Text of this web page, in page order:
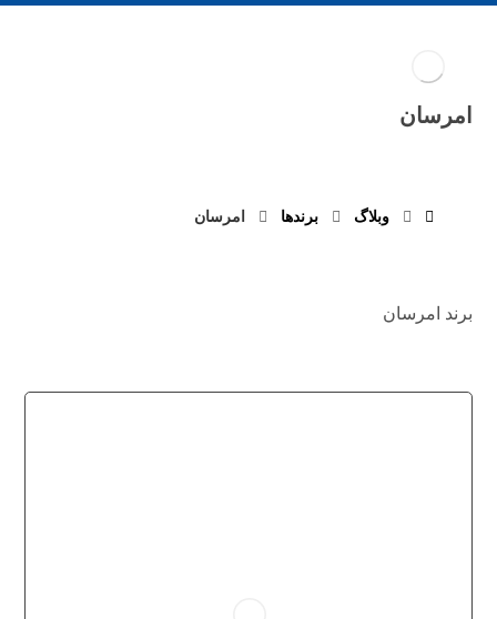
امرسان
وبلاگ برند‌ها امرسان
برند امرسان